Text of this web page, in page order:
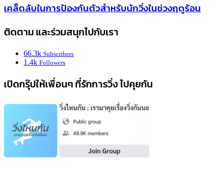
เคล็ดลับในการป้องกันตัวสำหรับนักวิ่งในช่วงฤดูร้อน
ติดตาม และร่วมสนุกไปกับเรา
66.3k Subscribers
1.4k Followers
เปิดกรุ๊ปให้เพื่อนๆ ที่รักการวิ่ง ไปคุยกัน